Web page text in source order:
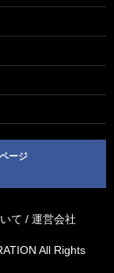
ージ
て / 運営会社
All Rights